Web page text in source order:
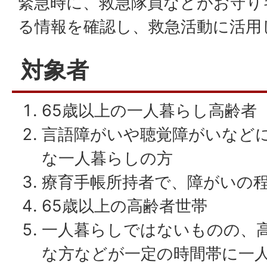
る情報を確認し、救急活動に活
対象者
65歳以上の一人暮らし高齢者
言語障がいや聴覚障がいなど
な一人暮らしの方
療育手帳所持者で、障がいの
65歳以上の高齢者世帯
一人暮らしではないものの、
な方などが一定の時間帯に一